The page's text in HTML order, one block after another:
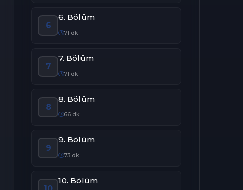
6
6. Bölüm
71 dk
7
7. Bölüm
71 dk
8
8. Bölüm
66 dk
9
9. Bölüm
73 dk
10. Bölüm